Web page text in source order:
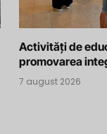
Activități de
promovarea
7 august 2026